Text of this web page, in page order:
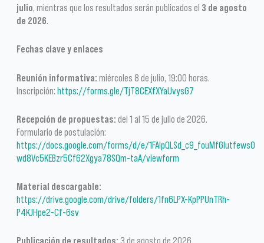
julio, mientras que los resultados serán publicados el 3 de agosto
de 2026.
Fechas clave y enlaces
Reunión informativa: miércoles 8 de julio, 19:00 horas.
Inscripción: https://forms.gle/TjT8CEXfXYaUvysG7
Recepción de propuestas: del 1 al 15 de julio de 2026.
Formulario de postulación:
https://docs.google.com/forms/d/e/1FAIpQLSd_c9_fouMfGlutfewsO
wd8Vc5KEBzr5Cf62Xgya78SQm-taA/viewform
Material descargable:
https://drive.google.com/drive/folders/1fn6LPX-KpPPUnTRh-
P4KJHpe2-Cf-6sv
Publicación de resultados: 3 de agosto de 2026.